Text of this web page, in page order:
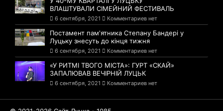
ВЛАШТУВАЛИ СІМЕЙНИЙ ФЕСТИВАЛЬ
6 сентября, 2021 Комментариев нет
Постамент пам'ятника Степану Бандері у
Луцьку знесуть до кінця тижня
6 сентября, 2021 Комментариев нет
«У РИТМІ ТВОГО МІСТА»: ГУРТ «СКАЙ»
ЗАПАЛЮВАВ ВЕЧІРНІЙ ЛУЦЬК
6 сентября, 2021 Комментариев нет